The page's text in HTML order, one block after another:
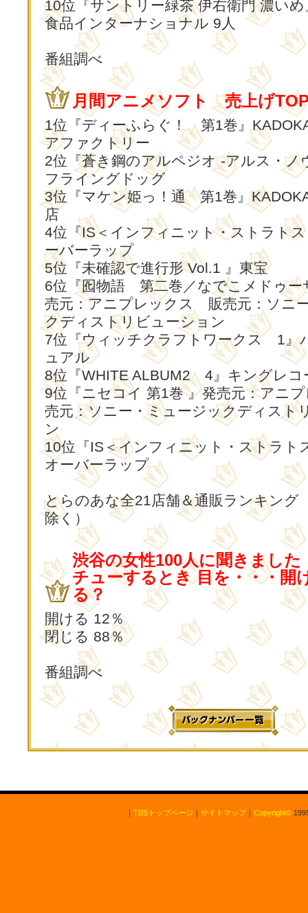
10位『サントリー緑茶 伊右衛門 濃い
食品インターナショナル 9人
番組調べ
月間アニメソフト 売上げ
1位『ディーふらぐ！ 第1巻』
アファクトリー
2位『蒼き鋼のアルペジオ -アルス・
フライングドッグ
3位『マケン姫っ！通 第1巻』
店
4位『IS＜インフィニット・ストラト
ーバーラップ
5位『未確認で進行形 Vol.1 』東宝
6位『囮物語 第二巻／なでこメドゥー
売元：アニプレックス 販売元：ソニ
クディストリビューション
7位『ウィッチクラフトワークス 1』
ュアル
8位『WHITE ALBUM2 4』キングレコ
9位『ニセコイ 第1巻 』発売元：アニ
売元：ソニー・ミュージックディスト
ン
10位『IS＜インフィニット・ストラト
オーバーラップ
とらのあな全21店舗＆通販ランキン
除く）
渋谷の女性100人に聞きました
チューするとき 目を・・・開
る？
開ける 12％
閉じる 88％
番組調べ
｜ TBSトップページ ｜ サイトマップ｜ Copyright©